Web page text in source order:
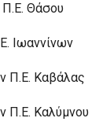
Π.Ε. Θάσου
Ιωαννίνων
Π.Ε. Καβάλας
Π.Ε. Καλύμνου